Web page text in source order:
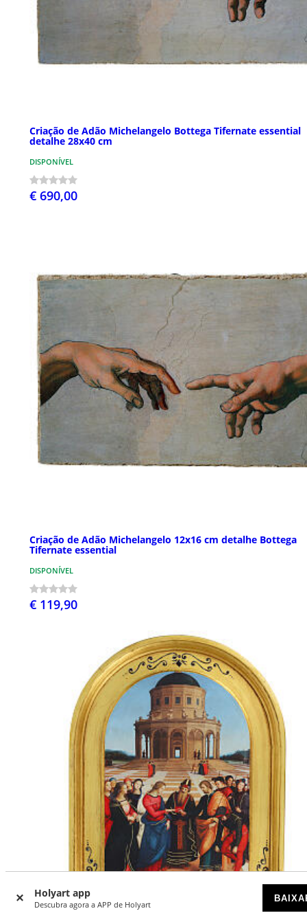
Holyart app
Descubra agora a APP de Holyart
Criação de Adão Michelangelo Bottega Tifernate essential
detalhe 28x40 cm
DISPONÍVEL
€ 690,00
Criação de Adão Michelangelo 12x16 cm detalhe Bottega
Tifernate essential
DISPONÍVEL
€ 119,90